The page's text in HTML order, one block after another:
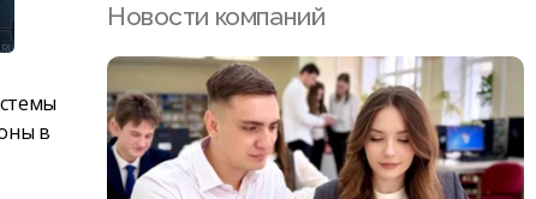
в
Новости компаний